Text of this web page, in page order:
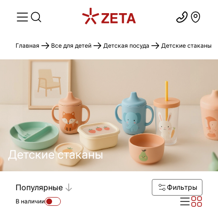
Главная Все для детей Детская посуда Детские стаканы
Детские стаканы
Популярные Фильтры
В наличии